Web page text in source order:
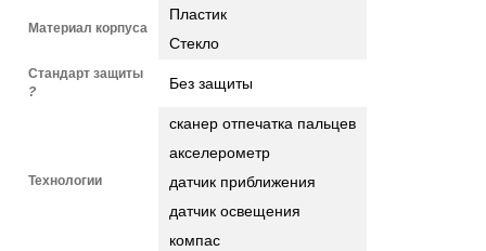
Материал корпуса
Пластик
Стекло
Стандарт защиты
?
Без защиты
Технологии
сканер отпечатка пальцев
акселерометр
датчик приближения
датчик освещения
компас